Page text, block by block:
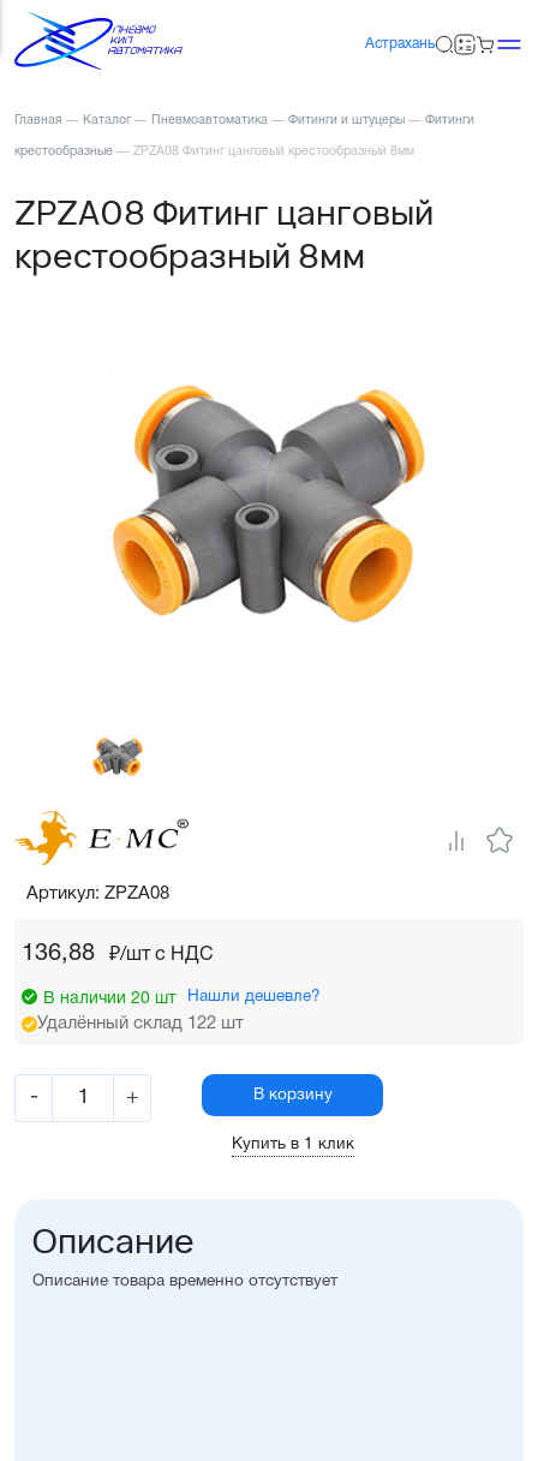
Астрахань
Главная — Каталог — Пневмоавтоматика — Фитинги и штуцеры — Фитинги
крестообразные — ZPZA08 Фитинг цанговый крестообразный 8мм
ZPZA08 Фитинг цанговый
крестообразный 8мм
136,88 ₽/шт c НДС
В наличии 20 шт Нашли дешевле?
Удалённый склад 122 шт
- + В корзину
Купить в 1 клик
Артикул: ZPZA08
Описание
Описание товара временно отсутствует